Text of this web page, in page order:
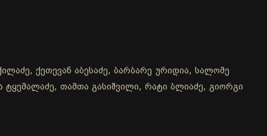
ქეთევან აბესაძე, ბარბარე ურიდია, სალომე
ტყემალაძე, თამთა გასიშვილი, რატი ბლიაძე, გიორგი